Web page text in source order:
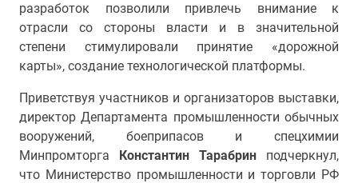
разработок позволили привлечь внимание к
отрасли со стороны власти и в значительной
степени стимулировали принятие «дорожной
карты», создание технологической платформы.
Приветствуя участников и организаторов выставки,
директор Департамента промышленности обычных
вооружений, боеприпасов и спецхимии
Минпромторга Константин Тарабрин подчеркнул,
что Министерство промышленности и торговли РФ